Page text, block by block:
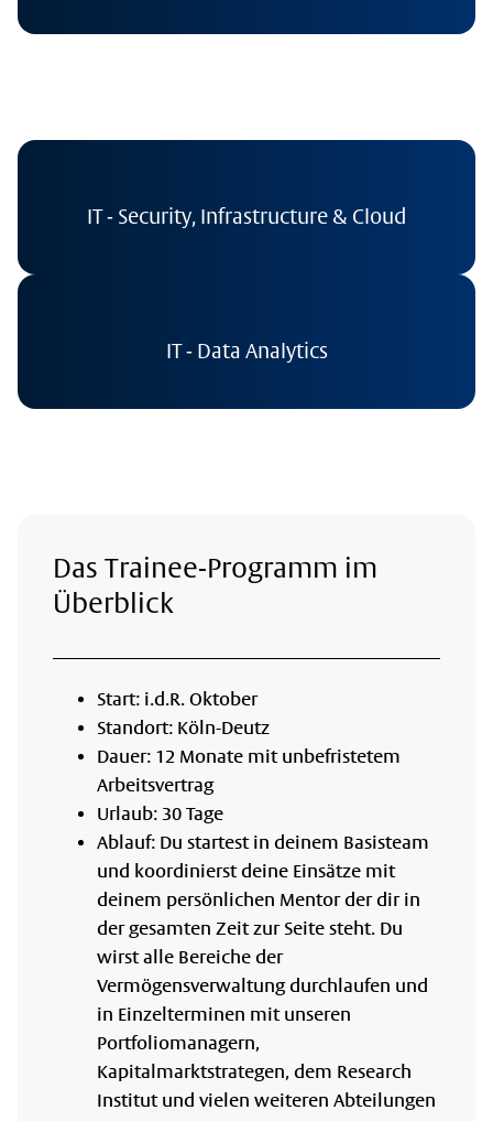
IT - Security, Infrastructure & Cloud
IT - Data Analytics
Das Trainee-Programm im
Überblick
Start: i.d.R. Oktober
Standort: Köln-Deutz
Dauer: 12 Monate mit unbefristetem
Arbeitsvertrag
Urlaub: 30 Tage
Ablauf: Du startest in deinem Basisteam
und koordinierst deine Einsätze mit
deinem persönlichen Mentor der dir in
der gesamten Zeit zur Seite steht. Du
wirst alle Bereiche der
Vermögensverwaltung durchlaufen und
in Einzelterminen mit unseren
Portfoliomanagern,
Kapitalmarktstrategen, dem Research
Institut und vielen weiteren Abteilungen